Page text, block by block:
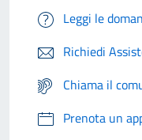
Leggi le
Richiedi
Chiama il
Prenota un